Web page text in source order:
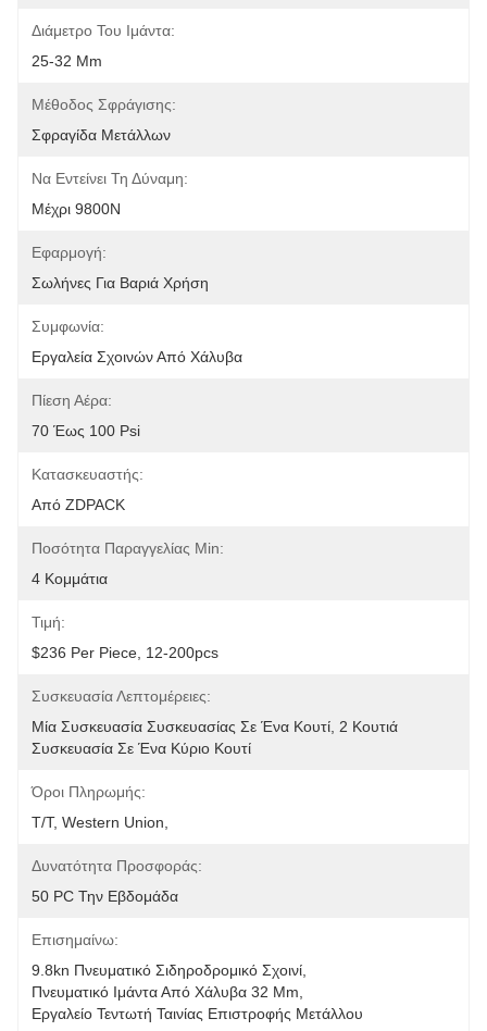
Διάμετρο Του Ιμάντα:
25-32 Mm
Μέθοδος Σφράγισης:
Σφραγίδα Μετάλλων
Να Εντείνει Τη Δύναμη:
Μέχρι 9800N
Εφαρμογή:
Σωλήνες Για Βαριά Χρήση
Συμφωνία:
Εργαλεία Σχοινών Από Χάλυβα
Πίεση Αέρα:
70 Έως 100 Psi
Κατασκευαστής:
Από ZDPACK
Ποσότητα Παραγγελίας Min:
4 Κομμάτια
Τιμή:
$236 Per Piece, 12-200pcs
Συσκευασία Λεπτομέρειες:
Μία Συσκευασία Συσκευασίας Σε Ένα Κουτί, 2 Κουτιά
Συσκευασία Σε Ένα Κύριο Κουτί
Όροι Πληρωμής:
T/T, Western Union,
Δυνατότητα Προσφοράς:
50 PC Την Εβδομάδα
Επισημαίνω:
9.8kn Πνευματικό Σιδηροδρομικό Σχοινί
Πνευματικό Ιμάντα Από Χάλυβα 32 Mm
Εργαλείο Τεντωτή Ταινίας Επιστροφής Μετάλλου